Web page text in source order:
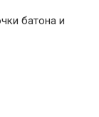
батона и